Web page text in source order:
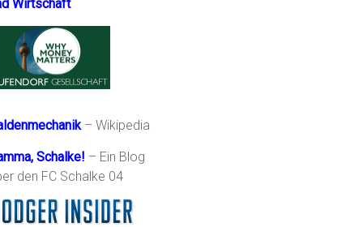
Wirtschaft
– Wikipedia
Schalke! – Ein Blog
den FC Schalke 04